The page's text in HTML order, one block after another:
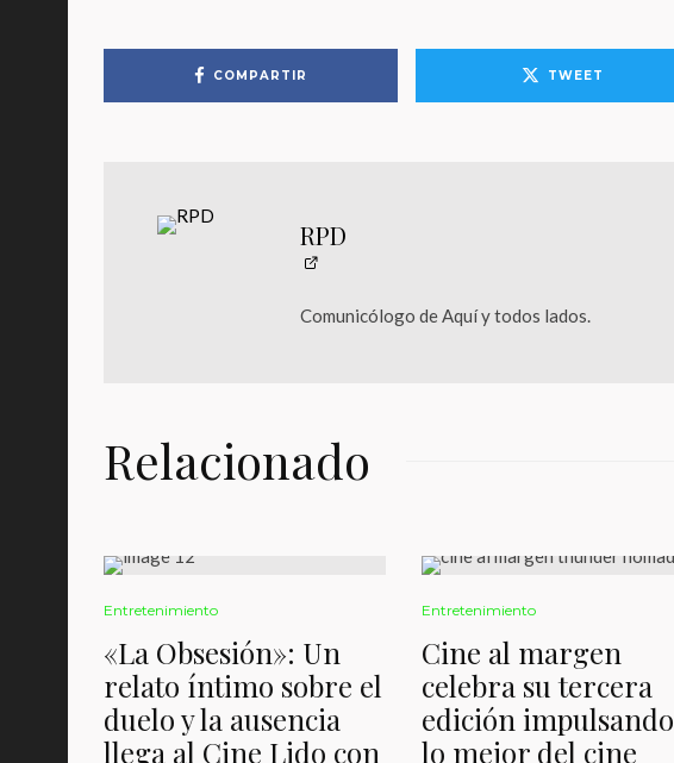
COMPARTIR TWEET
RPD
Comunicólogo de Aquí y todos lados.
Relacionado
Entretenimiento
«La Obsesión»: Un
relato íntimo sobre el
duelo y la ausencia
llega al Cine Lido con
Entretenimiento
Cine al margen
celebra su tercera
edición impulsando
lo mejor del cine